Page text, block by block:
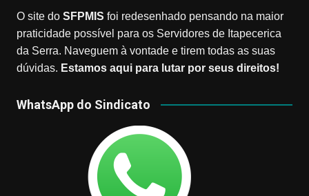
O site do SFPMIS foi redesenhado pensando na maior
praticidade possível para os Servidores de Itapecerica
da Serra. Naveguem à vontade e tirem todas as suas
dúvidas. Estamos aqui para lutar por seus direitos!
WhatsApp do Sindicato